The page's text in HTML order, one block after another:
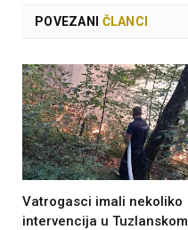
POVEZANI ČLANCI
Vatrogasci imali nekoliko
intervencija u Tuzlanskom